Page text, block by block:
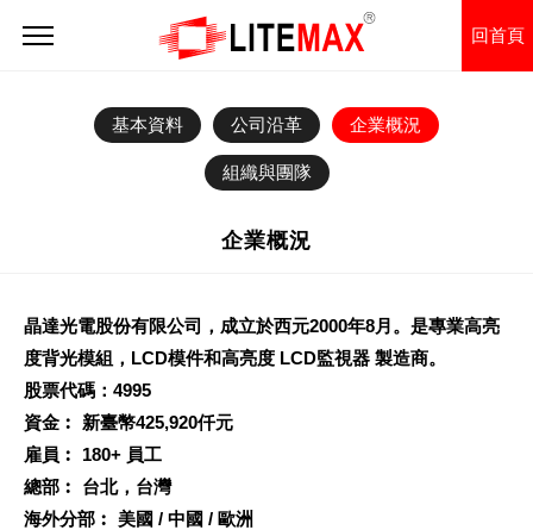
基本資料 公司沿革 企業概況
組織與團隊
企業概況
晶達光電股份有限公司，成立於西元2000年8月。是專業高亮
度背光模組，LCD模件和高亮度 LCD監視器 製造商。
股票代碼：4995
資金︰ 新臺幣425,920仟元
雇員︰ 180+ 員工
總部︰ 台北，台灣
海外分部︰ 美國 / 中國 / 歐洲
回首頁